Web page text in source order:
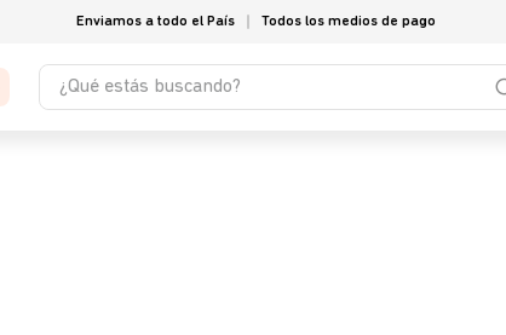
Enviamos a todo el País Todos los medios de pago
¿Qué estás buscando?